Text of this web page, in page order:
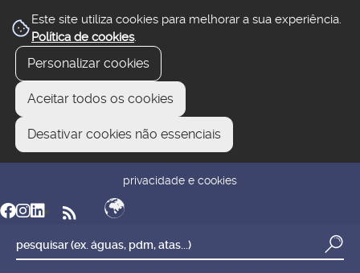
Este site utiliza cookies para melhorar a sua experiência.
Política de cookies.
Personalizar cookies
Aceitar todos os cookies
Desativar cookies não essenciais
privacidade e cookies